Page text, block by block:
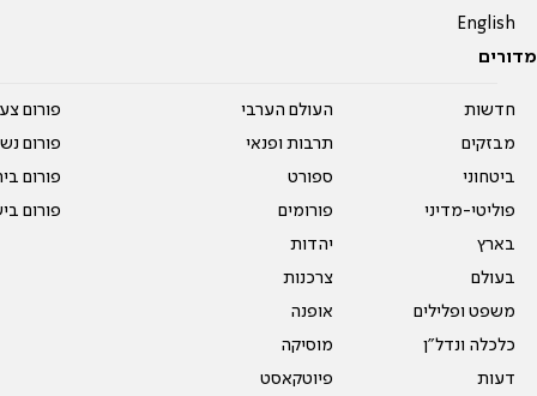
English
מדורים
חדשות
מבזקים
ביטחוני
פוליטי-מדיני
בארץ
בעולם
משפט ופלילים
כלכלה ונדל"ן
דעות
העולם הערבי
תרבות ופנאי
ספורט
פורומים
יהדות
צרכנות
אופנה
מוסיקה
פיוטקאסט
פורום
פורום
פורום
פורום